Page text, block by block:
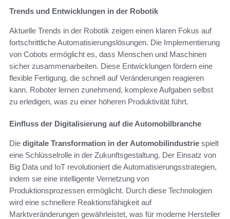
Trends und Entwicklungen in der Robotik
Aktuelle Trends in der Robotik zeigen einen klaren Fokus auf
fortschrittliche Automatisierungslösungen. Die Implementierung
von Cobots ermöglicht es, dass Menschen und Maschinen
sicher zusammenarbeiten. Diese Entwicklungen fördern eine
flexible Fertigung, die schnell auf Veränderungen reagieren
kann. Roboter lernen zunehmend, komplexe Aufgaben selbst
zu erledigen, was zu einer höheren Produktivität führt.
Einfluss der Digitalisierung auf die Automobilbranche
Die digitale Transformation in der Automobilindustrie spielt
eine Schlüsselrolle in der Zukunftsgestaltung. Der Einsatz von
Big Data und IoT revolutioniert die Automatisierungsstrategien,
indem sie eine intelligente Vernetzung von
Produktionsprozessen ermöglicht. Durch diese Technologien
wird eine schnellere Reaktionsfähigkeit auf
Marktveränderungen gewährleistet, was für moderne Hersteller